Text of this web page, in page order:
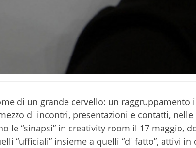
di un grande cervello: un raggruppamento
di incontri, presentazioni e contatti, nelle
le “sinapsi” in creativity room il 17 maggio,
“ufficiali” insieme a quelli “di fatto”, attivi in